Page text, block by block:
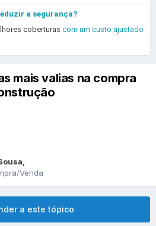
a segurança?
coberturas com um custo ajustado
mais valias na compra
,
Venda
a este tópico